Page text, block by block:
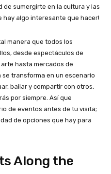
sumergirte en la cultura y las
hay algo interesante que hacer!
manera que todos los
desde espectáculos de
hasta mercados de
se transforma en un escenario
bailar y compartir con otros,
por siempre. Así que
de eventos antes de tu visita;
de opciones que hay para
Along the